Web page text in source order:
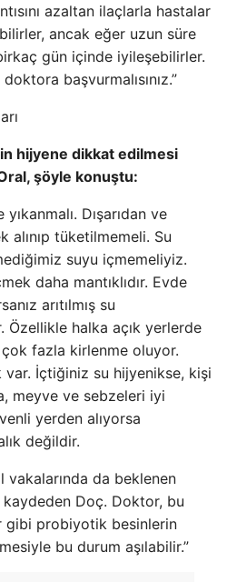
azaltan ilaçlarla hastalar
ancak eğer uzun süre
gün içinde iyileşebilirler.
başvurmalısınız.”
hijyene dikkat edilmesi
şöyle konuştu:
Dışarıdan ve
alınıp tüketilmemeli. Su
suyu içmemeliyiz.
daha mantıklıdır. Evde
arıtılmış su
Özellikle halka açık yerlerde
çok fazla kirlenme oluyor.
var. İçtiğiniz su hijyenikse, kişi
meyve ve sebzeleri iyi
yerden alıyorsa
değildir.
da beklenen
kaydeden Doç. Doktor, bu
probiyotik besinlerin
bu durum aşılabilir.”